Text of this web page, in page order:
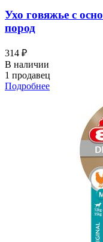
Ухо говяжье с
пород
314 ₽
В наличии
1 продавец
Подробнее